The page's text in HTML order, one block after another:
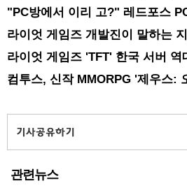
"PC방에서 이리 고?" 레드포스
라이엇 게임즈 개발진이 말하는
라이엇 게임즈 'TFT' 한국 서버 역
컴투스, 신작 MMORPG '제우스:
관련뉴스